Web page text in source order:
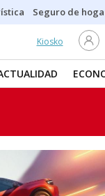
Seguro de
Kiosko